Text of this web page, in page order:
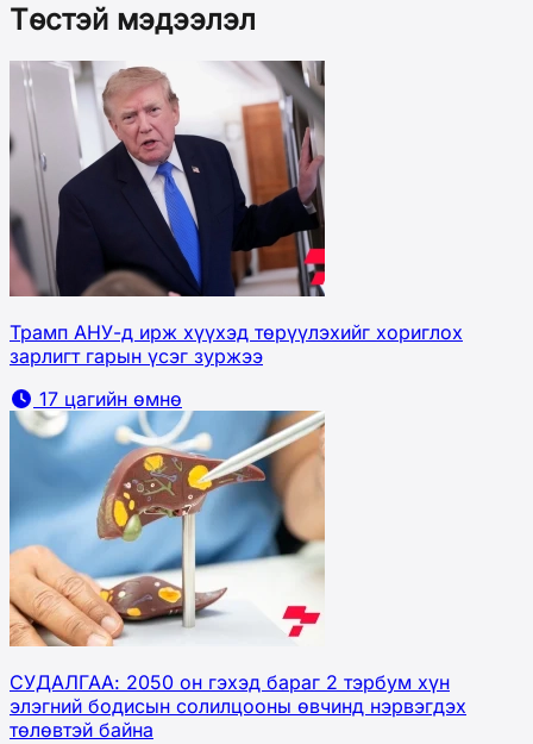
Төстэй мэдээлэл
Трамп АНУ-д ирж хүүхэд төрүүлэхийг хориглох
зарлигт гарын үсэг зуржээ
17 цагийн өмнө
СУДАЛГАА: 2050 он гэхэд бараг 2 тэрбум хүн
элэгний бодисын солилцооны өвчинд нэрвэгдэх
төлөвтэй байна